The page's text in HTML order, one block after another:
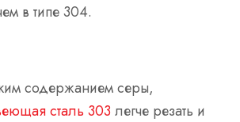
в типе 304.
содержанием серы,
сталь 303 легче резать и